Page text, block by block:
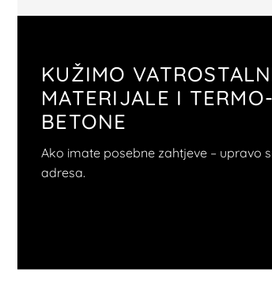
KUŽIMO
MATERIJALE I TERMO-
BETONE
Ako imate posebne zahtjeve – upravo
adresa.